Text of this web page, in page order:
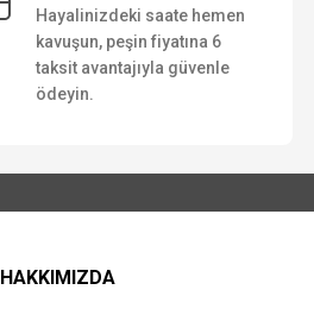
Hayalinizdeki saate hemen
kavuşun, peşin fiyatına 6
taksit avantajıyla güvenle
ödeyin.
HAKKIMIZDA